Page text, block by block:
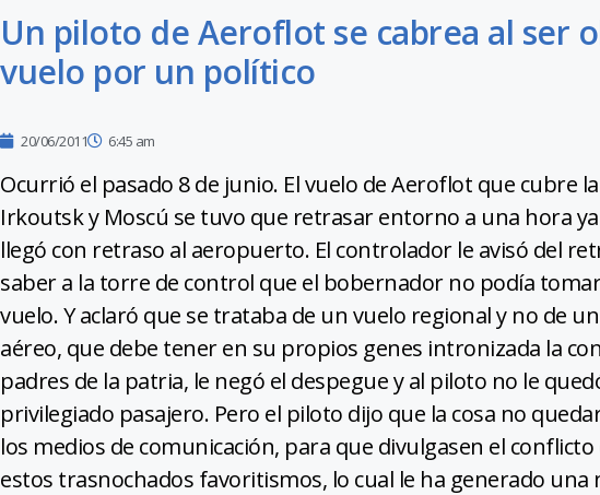
Un piloto de Aeroflot se cabrea al ser
vuelo por un político
20/06/2011 6:45 am
Ocurrió el pasado 8 de junio. El vuelo de Aeroflot que cubre
Irkoutsk y Moscú se tuvo que retrasar entorno a una hora
llegó con retraso al aeropuerto. El controlador le avisó del
saber a la torre de control que el bobernador no podía
vuelo. Y aclaró que se trataba de un vuelo regional y no de
aéreo, que debe tener en su propios genes intronizada la
padres de la patria, le negó el despegue y al piloto no le
privilegiado pasajero. Pero el piloto dijo que la cosa no
los medios de comunicación, para que divulgasen el
estos trasnochados favoritismos, lo cual le ha generado